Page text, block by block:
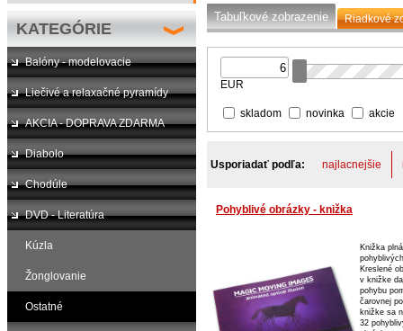
KATEGÓRIE
Balóny - modelovacie
Liečivé a relaxačné pyramídy
AKCIA - DOPRAVA ZDARMA
Diabolo
Chodúle
DVD - Literatúra
Kúzla
Žonglovanie
Ostatné
Tabuľkové zobrazenie Riadkové
EUR
skladom novinka akcie
Usporiadať podľa: najlacnejšie
Pohyblivé obrázky - knižka
Knižka plná
Kreslené
v knižke
pohybu
čarovnej
knižke sa
32